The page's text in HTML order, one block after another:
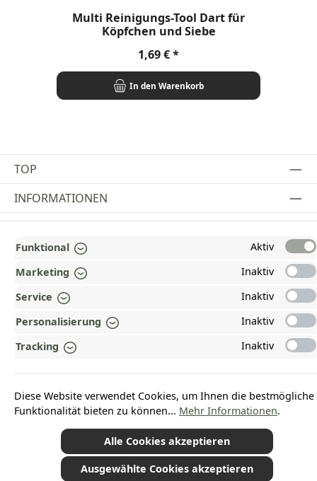
Multi Reinigungs-Tool Dart für
Köpfchen und Siebe
Regulärer Preis:
1,69 €
In den Warenkorb
TOP
Vertrag widerrufen
INFORMATIONEN
ZAHLUNGS- UND VERSANDARTEN
WARUM HEAD-SHOP.DE?
UNSERE COMMUNITIES
*Alle Preise inkl. gesetzl. Mehrwertsteuer zzgl.Versandkostenund ggf.
Nachnahmegebühren, wenn nicht anders angegeben.
© 2026 Plamundo GmbH - Alle Rechte vorbehalten. Theme by
ThemeWare®
Funktional
Aktiv
Marketing
Inaktiv
Service
Inaktiv
Personalisierung
Inaktiv
Tracking
Inaktiv
Diese Website verwendet Cookies, um Ihnen die bestmögliche
Funktionalität bieten zu können... Mehr Informationen.
Alle Cookies akzeptieren
Ausgewählte Cookies akzeptieren